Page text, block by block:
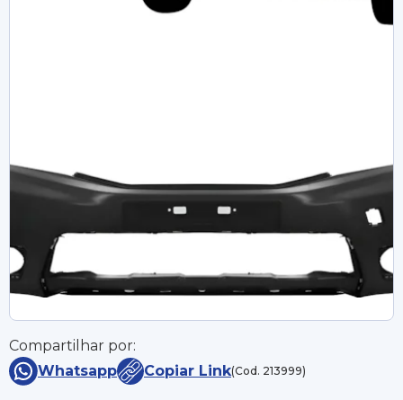
Compartilhar por:
Whatsapp
Copiar Link(Cod. 213999)